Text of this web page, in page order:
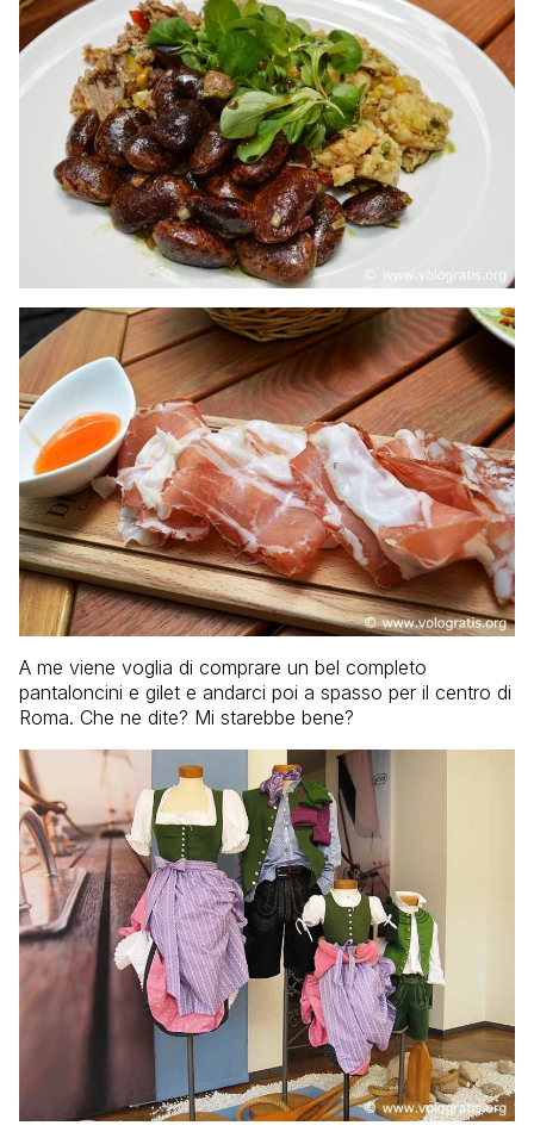
A me viene voglia di comprare un bel completo
pantaloncini e gilet e andarci poi a spasso per il centro di
Roma. Che ne dite? Mi starebbe bene?